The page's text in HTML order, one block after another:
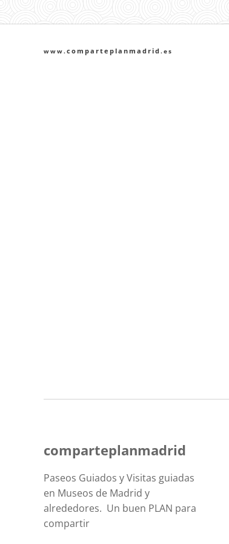
www. comparteplanmadrid .es
comparteplanmadrid
Paseos Guiados y Visitas guiadas
en Museos de Madrid y
alrededores. Un buen PLAN para
compartir